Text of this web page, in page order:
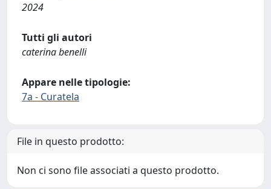
2024
Tutti gli autori
caterina benelli
Appare nelle tipologie:
7a - Curatela
File in questo prodotto:
Non ci sono file associati a questo prodotto.